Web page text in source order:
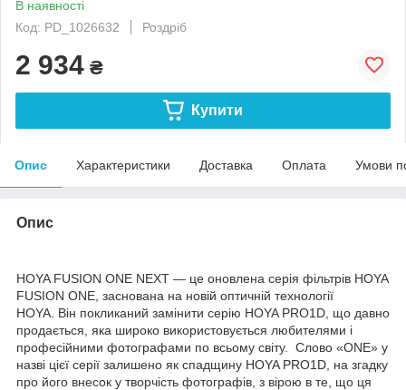
В наявності
Код: PD_1026632
Роздріб
2 934 ₴
Купити
Опис Характеристики Доставка Оплата Умови
Опис
HOYA FUSION ONE NEXT — це оновлена серія фільтрів HOYA
FUSION ONE, заснована на новій оптичній технології
HOYA. Він покликаний замінити серію HOYA PRO1D, що давно
продається, яка широко використовується любителями і
професійними фотографами по всьому світу. Слово «ONE» у
назві цієї серії залишено як спадщину HOYA PRO1D, на згадку
про його внесок у творчість фотографів, з вірою в те, що ця